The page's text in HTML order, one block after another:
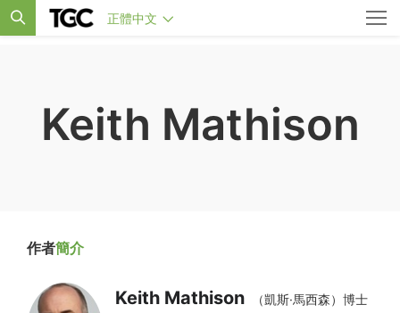
正體中文
Keith Mathison
作者簡介
Keith Mathison
（凱斯·馬西森）博士